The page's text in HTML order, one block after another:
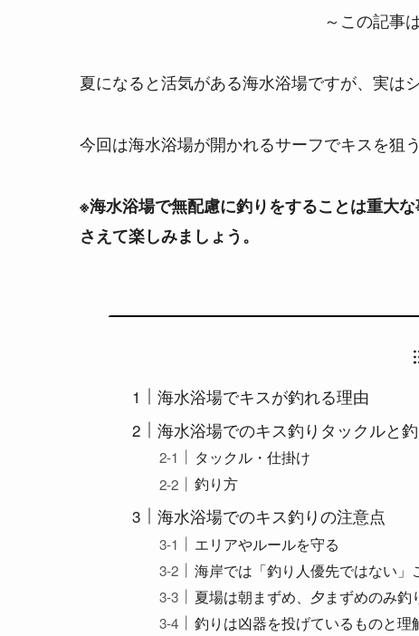
～この記事
夏になると活気がある海水浴場ですが、実は
今回は海水浴場が開かれるサーフでキスを狙
※海水浴場で無配慮に釣りをすることは重大
さえて楽しみましょう。
海水浴場でキスが釣れる理由
海水浴場でのキス釣りタックルと
タックル・仕掛け
釣り方
海水浴場でのキス釣りの注意点
エリアやルールを守る
海岸では「釣り人優先ではない」
夏場は朝まずめ、夕まずめのみ釣
釣りは凶器を投げているものと理